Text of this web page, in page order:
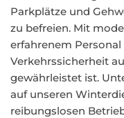
Parkplätze und
zu befreien. Mit
erfahrenem
Verkehrssicherheit
gewährleistet ist.
auf unseren
reibungslosen